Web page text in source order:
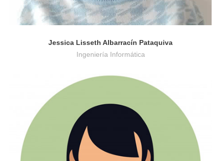
Jessica Lisseth Albarracín Pataquiva
Ingeniería Informática
Diseño Industrial